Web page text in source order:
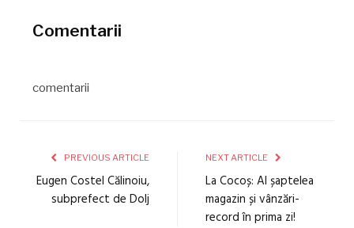
Comentarii
comentarii
PREVIOUS ARTICLE
Eugen Costel Călinoiu,
subprefect de Dolj
NEXT ARTICLE
La Cocoș: Al șaptelea
magazin și vânzări-
record în prima zi!